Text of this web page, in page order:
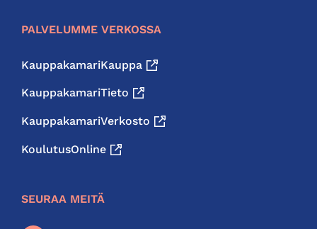
PALVELUMME VERKOSSA
KauppakamariKauppa
KauppakamariTieto
KauppakamariVerkosto
KoulutusOnline
SEURAA MEITÄ